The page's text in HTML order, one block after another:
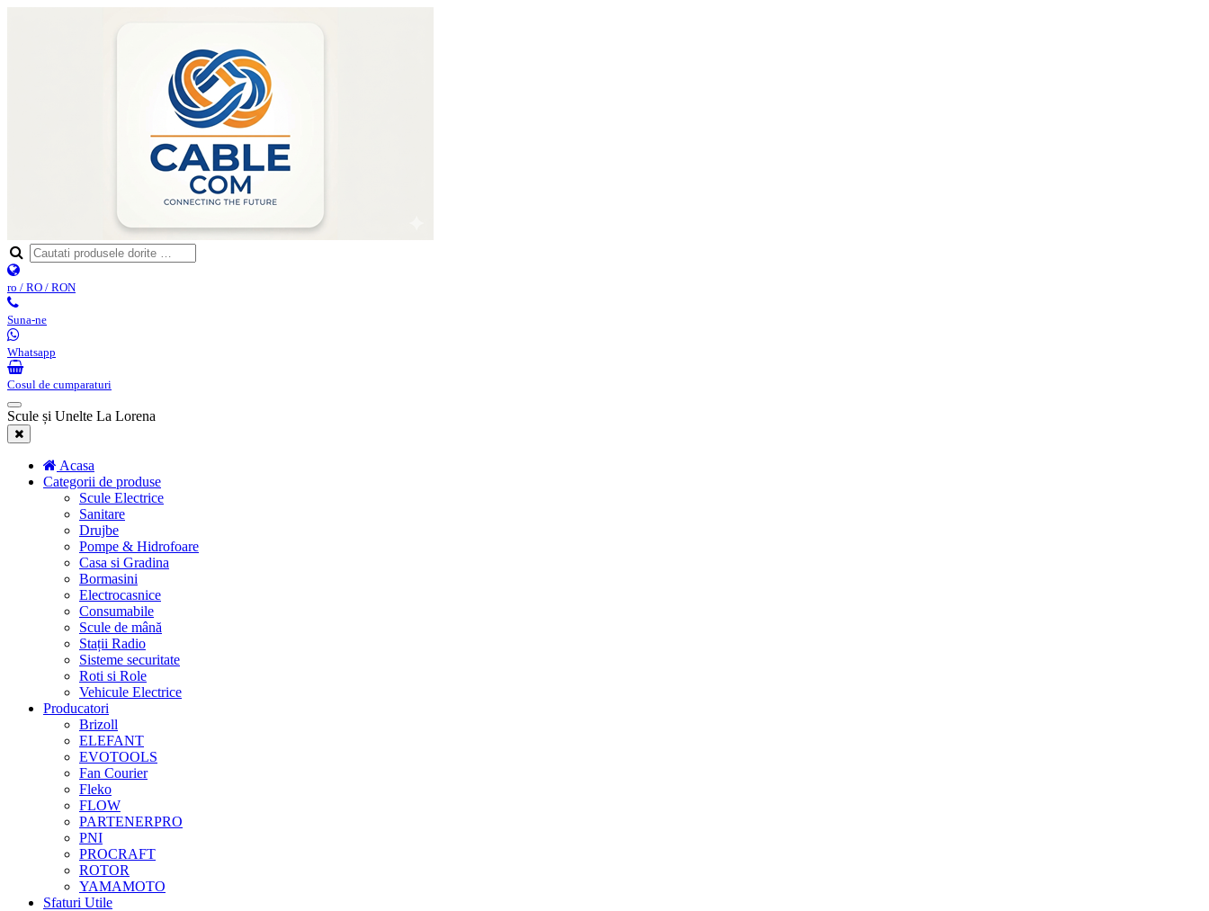
ro / RO / RON
Suna-ne
Whatsapp
Cosul de cumparaturi
Scule și Unelte La Lorena
Acasa
Categorii de produse
Scule Electrice
Sanitare
Drujbe
Pompe & Hidrofoare
Casa si Gradina
Bormasini
Electrocasnice
Consumabile
Scule de mână
Stații Radio
Sisteme securitate
Roti si Role
Vehicule Electrice
Producatori
Brizoll
ELEFANT
EVOTOOLS
Fan Courier
Fleko
FLOW
PARTENERPRO
PNI
PROCRAFT
ROTOR
YAMAMOTO
Sfaturi Utile